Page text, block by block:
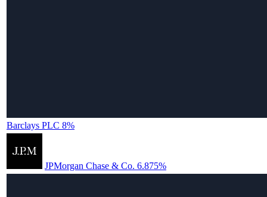
Barclays PLC 8%
JPMorgan Chase & Co. 6.875%